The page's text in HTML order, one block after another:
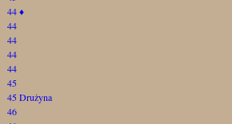
44♦
44
44
44
44
45
45 Drużyna
46